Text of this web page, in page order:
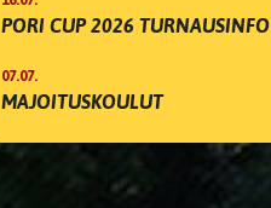
PORI CUP 2026 TURNAUSINFO
07.07.
MAJOITUSKOULUT